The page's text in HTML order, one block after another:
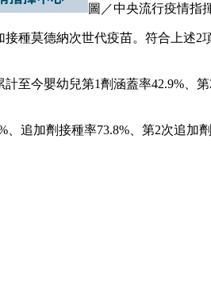
圖／中央流行疫情指
種莫德納次世代疫苗。符合上述2
今嬰幼兒第1劑涵蓋率42.9%、
追加劑接種率73.8%、第2次追加